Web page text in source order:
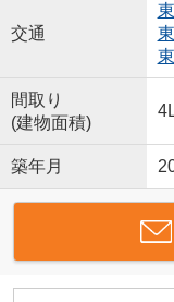
交通
間取り
(建物面積)
築年月